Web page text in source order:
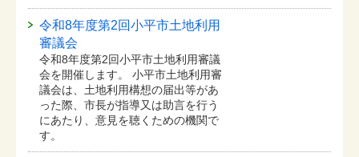
令和8年度第2回小平市土地利用
審議会
令和8年度第2回小平市土地利用審議
会を開催します。 小平市土地利用審
議会は、土地利用構想の届出等があ
った際、市長が指導又は助言を行う
にあたり、意見を聴くための機関で
す。